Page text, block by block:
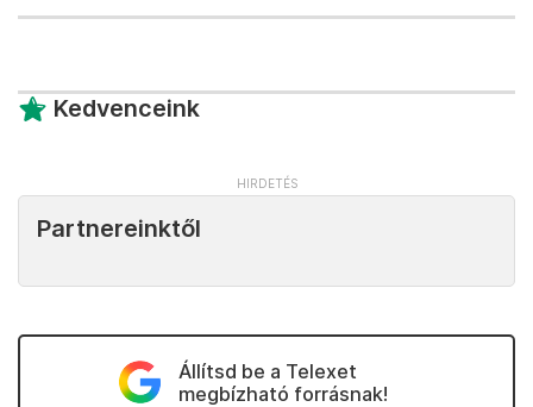
Kedvenceink
Partnereinktől
Állítsd be a Telexet
megbízható forrásnak!